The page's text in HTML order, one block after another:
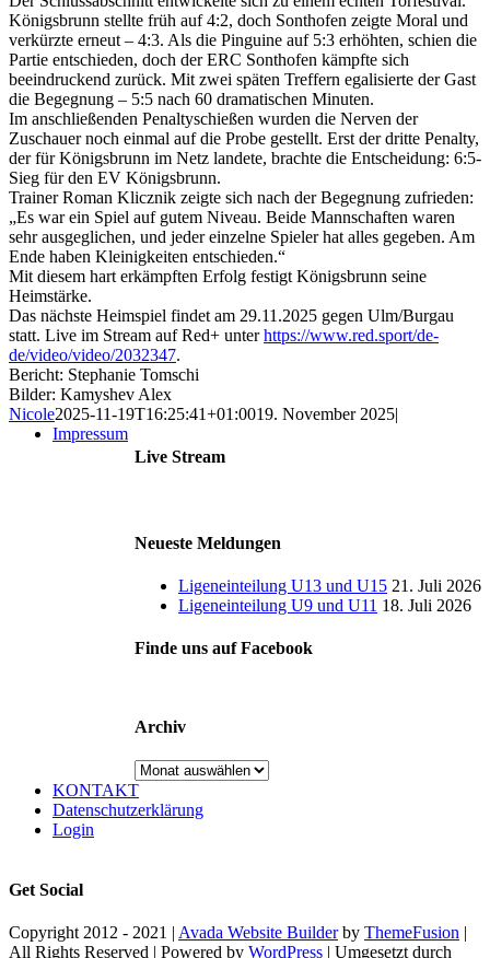
Königsbrunn stellte früh auf 4:2, doch Sonthofen zeigte Moral und
verkürzte erneut – 4:3. Als die Pinguine auf 5:3 erhöhten, schien die
Partie entschieden, doch der ERC Sonthofen kämpfte sich
beeindruckend zurück. Mit zwei späten Treffern egalisierte der Gast
die Begegnung – 5:5 nach 60 dramatischen Minuten.
Im anschließenden Penaltyschießen wurden die Nerven der
Zuschauer noch einmal auf die Probe gestellt. Erst der dritte Penalty,
der für Königsbrunn im Netz landete, brachte die Entscheidung: 6:5-
Sieg für den EV Königsbrunn.
Trainer Roman Klicznik zeigte sich nach der Begegnung zufrieden:
„Es war ein Spiel auf gutem Niveau. Beide Mannschaften waren
sehr ausgeglichen, und jeder einzelne Spieler hat alles gegeben. Am
Ende haben Kleinigkeiten entschieden.“
Mit diesem hart erkämpften Erfolg festigt Königsbrunn seine
Heimstärke.
Das nächste Heimspiel findet am 29.11.2025 gegen Ulm/Burgau
statt. Live im Stream auf Red+ unterhttps://www.red.sport/de-
de/video/video/2032347.
Bericht: Stephanie Tomschi
Bilder: Kamyshev Alex
Nicole2025-11-19T16:25:41+01:0019. November 2025|
Live Stream
Neueste Meldungen
Ligeneinteilung U13 und U15 21. Juli 2026
Ligeneinteilung U9 und U11 18. Juli 2026
Finde uns auf Facebook
Archiv
Archiv
Impressum
KONTAKT
Datenschutzerklärung
Login
Get Social
Copyright 2012 - 2021 | Avada Website Builderby ThemeFusion
All Rights Reserved | Powered by WordPress | Umgesetzt durch